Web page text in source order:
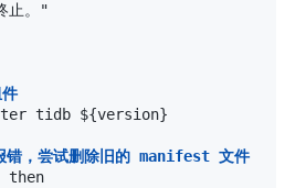
止。"
tidb ${version}
，尝试删除旧的 manifest 文件